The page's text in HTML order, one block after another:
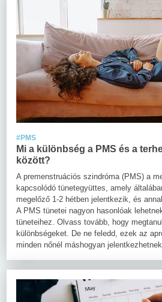
#PMS
Mi a különbség a PMS és a
között?
A premenstruációs szindróma (PMS) a
kapcsolódó tünetegyüttes, amely
megelőző 1-2 hétben jelentkezik, és
A PMS tünetei nagyon hasonlóak
tüneteihez. Olvass tovább, hogy
különbségeket. De ne feledd, ezek az
minden nőnél máshogyan